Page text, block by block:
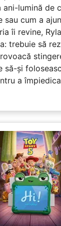
lumină de
sau cum a
îi revine,
trebuie să
să-și
a